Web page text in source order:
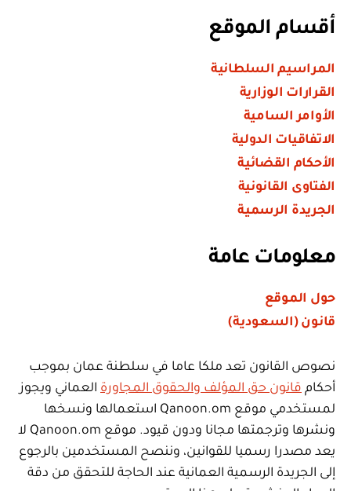
أقسام الموقع
المراسيم السلطانية
القرارات الوزارية
الأوامر السامية
الاتفاقيات الدولية
الأحكام القضائية
الفتاوى القانونية
الجريدة الرسمية
معلومات عامة
حول الموقع
قانون (السعودية)
نصوص القانون تعد ملكا عاما في سلطنة عمان بموجب
أحكام قانون حق المؤلف والحقوق المجاورة العماني ويجوز
لمستخدمي موقع Qanoon.om استعمالها ونسخها
ونشرها وترجمتها مجانا ودون قيود. موقع Qanoon.om لا
يعد مصدرا رسميا للقوانين، وننصح المستخدمين بالرجوع
إلى الجريدة الرسمية العمانية عند الحاجة للتحقق من دقة